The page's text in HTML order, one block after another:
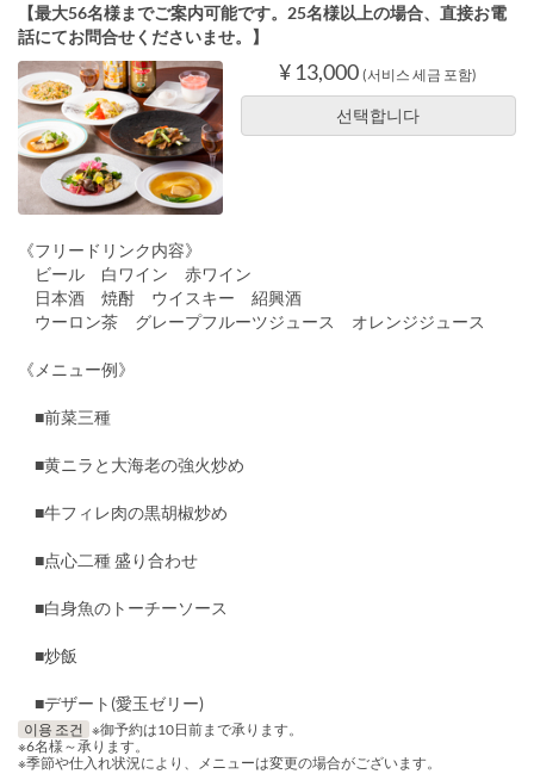
【最大56名様までご案内可能です。25名様以上の場合、直接お電
話にてお問合せくださいませ。】
¥ 13,000 (서비스 세금 포함)
선택합니다
《フリードリンク内容》
ビール 白ワイン 赤ワイン
日本酒 焼酎 ウイスキー 紹興酒
ウーロン茶 グレープフルーツジュース オレンジジュース
《メニュー例》
■前菜三種
■黄ニラと大海老の強火炒め
■牛フィレ肉の黒胡椒炒め
■点心二種 盛り合わせ
■白身魚のトーチーソース
■炒飯
■デザート(愛玉ゼリー)
이용 조건 ※御予約は10日前まで承ります。
※6名様～承ります。
※季節や仕入れ状況により、メニューは変更の場合がございます。